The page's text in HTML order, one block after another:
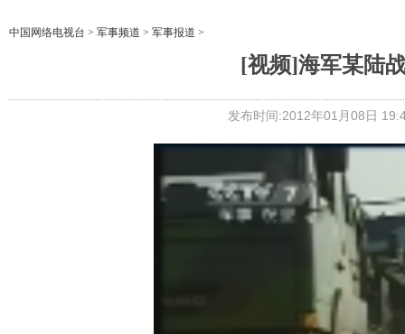
中国网络电视台 > 军事频道 > 军事报道 >
[视频]海军某陆
发布时间:2012年01月08日